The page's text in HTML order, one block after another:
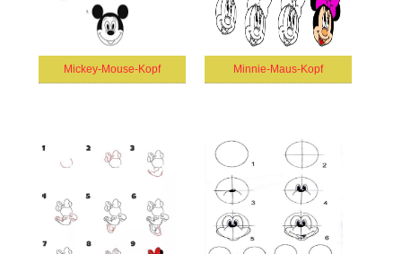
Mickey-Mouse-Kopf Minnie-Maus-Kopf